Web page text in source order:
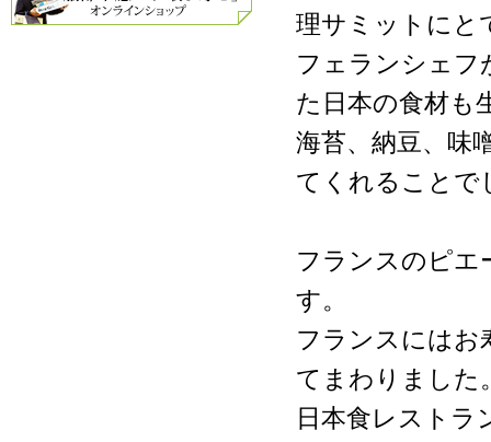
理サミットにと
フェランシェフ
た日本の食材も
海苔、納豆、味
てくれることで
フランスのピエ
す。
フランスにはお
てまわりました
日本食レストラ